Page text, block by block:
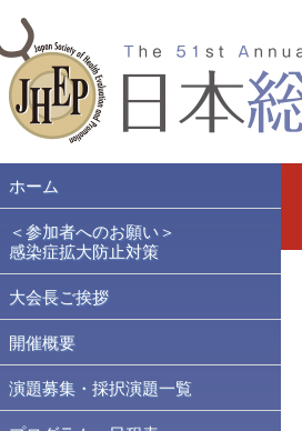
ホーム
＜参加者へのお願い＞
感染症拡大防止対策
大会長ご挨拶
開催概要
演題募集・採択演題一覧